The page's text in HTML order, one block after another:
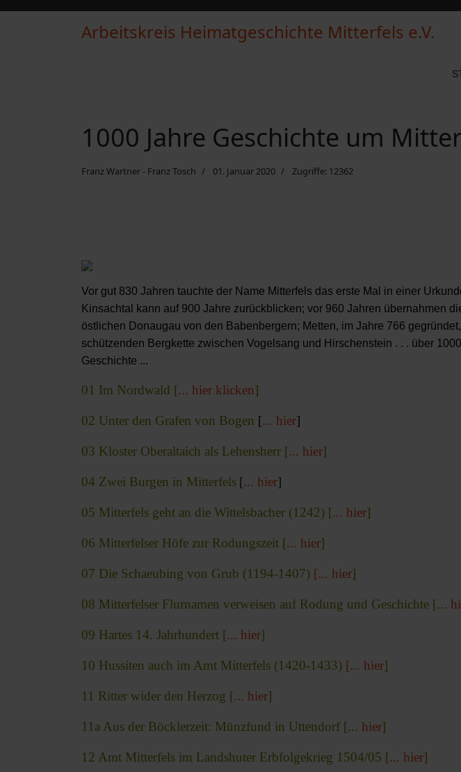
Arbeitskreis Heimatgeschichte Mitterfels e.V.
1000 Jahre Geschichte um
Franz Wartner - Franz Tosch 01. Januar 2020 Zugriffe: 12362
Vor gut 830 Jahren tauchte der Name Mitterfels das erste Mal in einer
Kinsachtal kann auf 900 Jahre zurückblicken; vor 960 Jahren übernahmen
östlichen Donaugau von den Babenbergern; Metten, im Jahre 766
schützenden Bergkette zwischen Vogelsang und Hirschenstein . . . über
Geschichte ...
01 Im Nordwald [... hier klicken]
02 Unter den Grafen von Bogen [... hier]
03 Kloster Oberaltaich als Lehensherr [... hier]
04 Zwei Burgen in Mitterfels [... hier]
05 Mitterfels geht an die Wittelsbacher (1242) [... hier]
06 Mitterfelser Höfe zur Rodungszeit [... hier]
07 Die Schaeubing von Grub (1194-1407) [... hier]
08 Mitterfelser Flurnamen verweisen auf Rodung und Geschichte [...
09 Hartes 14. Jahrhundert [... hier]
10 Hussiten auch im Amt Mitterfels (1420-1433) [... hier]
11 Ritter wider den Herzog [... hier]
11a Aus der Böcklerzeit: Münzfund in Uttendorf [... hier]
12 Amt Mitterfels im Landshuter Erbfolgekrieg 1504/05 [... hier]